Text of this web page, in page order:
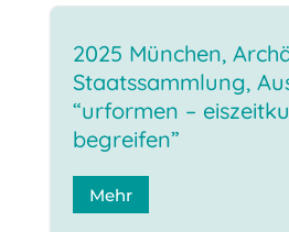
2025 München,
Staatssammlung,
“urformen –
begreifen”
Mehr